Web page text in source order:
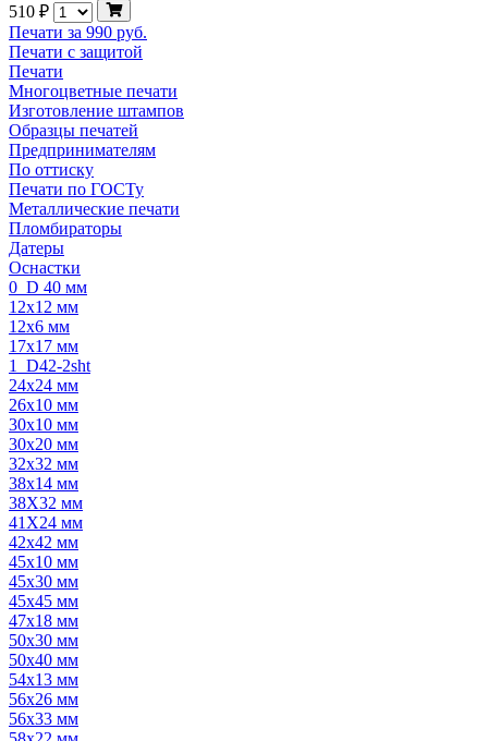
510 ₽
Печати за 990 руб.
Печати с защитой
Печати
Многоцветные печати
Изготовление штампов
Образцы печатей
Предпринимателям
По оттиску
Печати по ГОСТу
Металлические печати
Пломбираторы
Датеры
Оснастки
0_D 40 мм
12x12 мм
12x6 мм
17x17 мм
1_D42-2sht
24x24 мм
26x10 мм
30x10 мм
30x20 мм
32x32 мм
38x14 мм
38X32 мм
41X24 мм
42x42 мм
45x10 мм
45x30 мм
45x45 мм
47x18 мм
50x30 мм
50x40 мм
54x13 мм
56x26 мм
56x33 мм